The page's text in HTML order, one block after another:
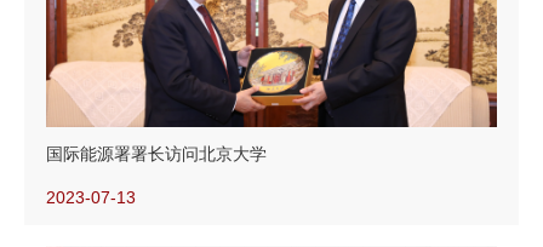
国际能源署署长访问北京大学
2023-07-13